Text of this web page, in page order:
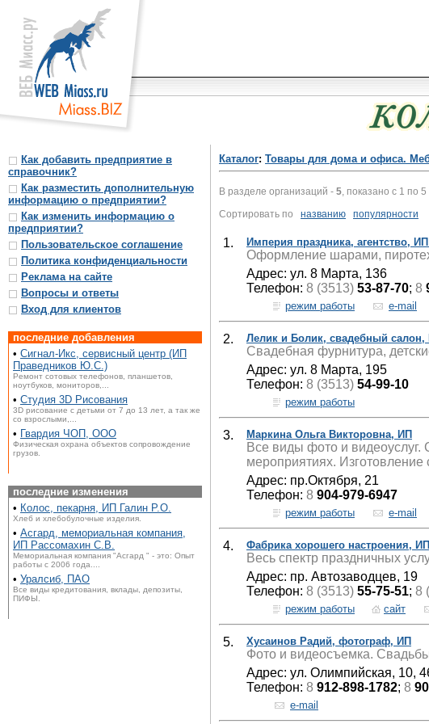
Как добавить предприятие в
справочник?
Как разместить дополнительную
информацию о предприятии?
Как изменить информацию о
предприятии?
Пользовательское соглашение
Политика конфиденциальности
Реклама на сайте
Вопросы и ответы
Вход для клиентов
последние добавления
• Сигнал-Икс, сервисный центр (ИП
Праведников Ю.С.)
Ремонт сотовых телефонов, планшетов,
ноутбуков, мониторов,...
• Студия 3D Рисования
3D рисование с детьми от 7 до 13 лет, а так же
со взрослыми,...
• Гвардия ЧОП, ООО
Физическая охрана объектов сопровождение
грузов.
последние изменения
• Колос, пекарня, ИП Галин Р.О.
Хлеб и хлебобулочные изделия.
• Асгард, мемориальная компания,
ИП Рассомахин С.В.
Мемориальная компания "Асгард " - это: Опыт
работы с 2006 года....
• Уралсиб, ПАО
Все виды кредитования, вклады, депозиты,
ПИФЫ.
Каталог: Товары для дома и офиса.
В разделе организаций - 5 , показано с 1 по 5
Сортировать по названию популярности
1. Империя праздника, агентство,
Оформление шарами,
Адрес: ул. 8 Марта, 136
Телефон: 8 (3513) 53-87-70; 8
режим работы e-mail
2. Лелик и Болик, свадебный салон,
Свадебная фурнитура,
Адрес: ул. 8 Марта, 195
Телефон: 8 (3513) 54-99-10
режим работы
3. Маркина Ольга Викторовна, ИП
Все виды фото и
мероприятиях.
Адрес: пр.Октября, 21
Телефон: 8 904-979-6947
режим работы e-mail
4. Фабрика хорошего настроения,
Весь спектр праздничных
Адрес: пр. Автозаводцев, 19
Телефон: 8 (3513) 55-75-51; 8
режим работы сайт
5. Хусаинов Радий, фотограф, ИП
Фото и видеосъемка.
Адрес: ул. Олимпийская, 10,
Телефон: 8 912-898-1782; 8
e-mail